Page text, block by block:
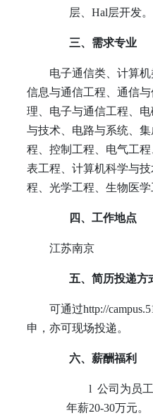
层、Hal层开发。
三、需求专业
电子通信类、计算机
信息与通信工程、通信
理、电子与通信工程、
与技术、电路与系统、
程、控制工程、电气工
表工程、计算机科学与
程、光学工程、生物医学
四、工作地点
江苏南京
五、简历投递方
可通过http://
申，亦可现场投递。
六、薪酬福利
l 公司为员
年薪20-30万元。